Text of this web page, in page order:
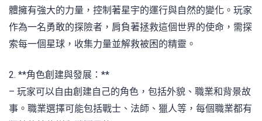
體擁有強大的力量，控制著星宇的運行與自然的變化。玩家
作為一名勇敢的探險者，肩負著拯救這個世界的使命，需探
索每一個星球，收集力量並解救被困的精靈。
2. **角色創建與發展：**
– 玩家可以自由創建自己的角色，包括外貌、職業和背景故
事。職業選擇可能包括戰士、法師、獵人等，每個職業都有